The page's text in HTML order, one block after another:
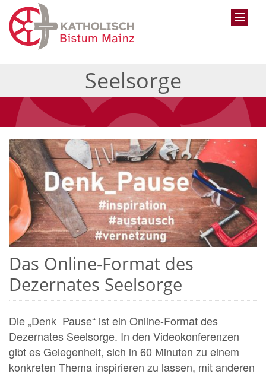
Seelsorge
Das Online-Format des
Dezernates Seelsorge
Die „Denk_Pause“ ist ein Online-Format des
Dezernates Seelsorge. In den Videokonferenzen
gibt es Gelegenheit, sich in 60 Minuten zu einem
konkreten Thema inspirieren zu lassen, mit anderen